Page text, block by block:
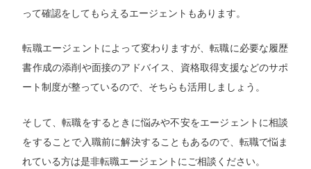
って確認をしてもらえるエージェントもあります。
転職エージェントによって変わりますが、転職に必要な履歴
書作成の添削や面接のアドバイス、資格取得支援などのサポ
ート制度が整っているので、そちらも活用しましょう。
そして、転職をするときに悩みや不安をエージェントに相談
をすることで入職前に解決することもあるので、転職で悩ま
れている方は是非転職エージェントにご相談ください。